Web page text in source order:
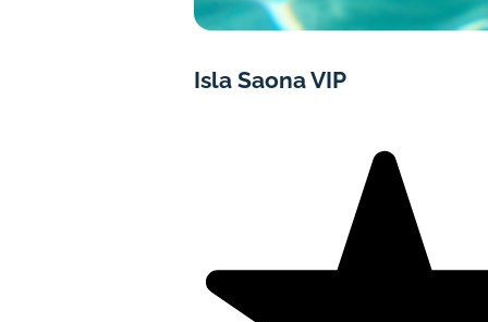
Isla Saona VIP